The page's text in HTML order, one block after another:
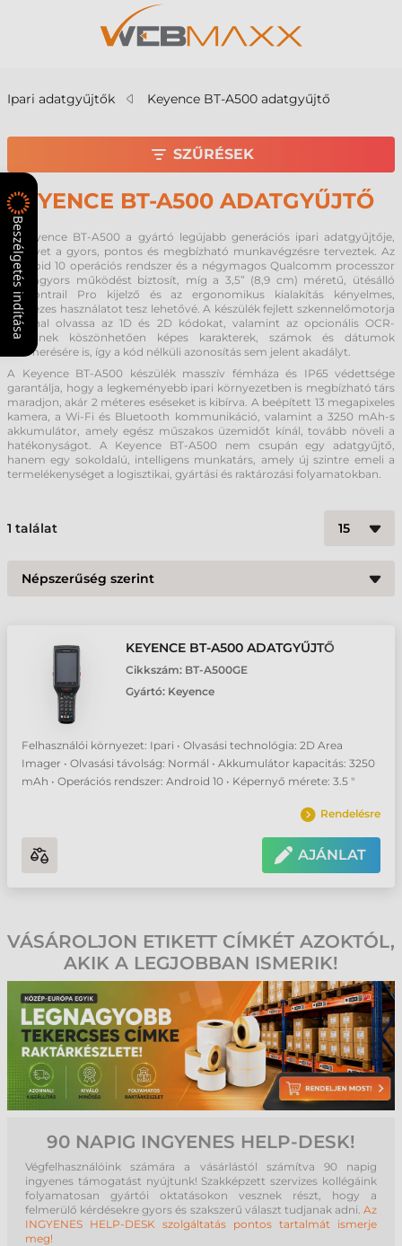
Ipari adatgyűjtők Keyence BT-A500 adatgyűjtő
KEYENCE BT-A500 ADATGYŰJTŐ
A Keyence BT-A500 a gyártó legújabb generációs ipari adatgyűjtője,
amelyet a gyors, pontos és megbízható munkavégzésre terveztek. Az
Android 10 operációs rendszer és a négymagos Qualcomm processzor
villámgyors működést biztosít, míg a 3,5” (8,9 cm) méretű, ütésálló
Dragontrail Pro kijelző és az ergonomikus kialakítás kényelmes,
egykezes használatot tesz lehetővé. A készülék fejlett szkennelőmotorja
azonnal olvassa az 1D és 2D kódokat, valamint az opcionális OCR-
licencnek köszönhetően képes karakterek, számok és dátumok
felismerésére is, így a kód nélküli azonosítás sem jelent akadályt.
A Keyence BT-A500 készülék masszív fémháza és IP65 védettsége
garantálja, hogy a legkeményebb ipari környezetben is megbízható társ
maradjon, akár 2 méteres eséseket is kibírva. A beépített 13 megapixeles
kamera, a Wi-Fi és Bluetooth kommunikáció, valamint a 3250 mAh-s
akkumulátor, amely egész műszakos üzemidőt kínál, tovább növeli a
hatékonyságot. A Keyence BT-A500 nem csupán egy adatgyűjtő,
hanem egy sokoldalú, intelligens munkatárs, amely új szintre emeli a
termelékenységet a logisztikai, gyártási és raktározási folyamatokban.
1 találat
KEYENCE BT-A500 ADATGYŰJTŐ
Cikkszám: BT-A500GE
Gyártó: Keyence
Felhasználói környezet: Ipari • Olvasási technológia: 2D Area
Imager • Olvasási távolság: Normál • Akkumulátor kapacitás: 3250
mAh • Operációs rendszer: Android 10 • Képernyő mérete: 3.5 "
Rendelésre
AJÁNLAT
SZŰRÉSEK
VÁSÁROLJON ETIKETT CÍMKÉT AZOKTÓL,
AKIK A LEGJOBBAN ISMERIK!
90 NAPIG INGYENES HELP-DESK!
Végfelhasználóink számára a vásárlástól számítva 90 napig
ingyenes támogatást nyújtunk! Szakképzett szervizes kollégáink
folyamatosan gyártói oktatásokon vesznek részt, hogy a
felmerülő kérdésekre gyors és szakszerű választ tudjanak adni. Az
INGYENES HELP-DESK szolgáltatás pontos tartalmát ismerje
meg!
Beszélgetés indítása